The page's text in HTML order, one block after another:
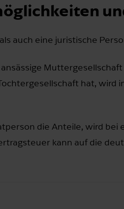
auch eine juristische
hat, wird
die Anteile, wird
kann auf die